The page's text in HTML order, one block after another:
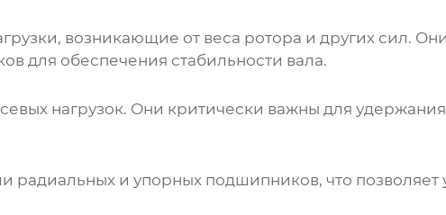
возникающие от веса ротора и других сил.
для обеспечения стабильности вала.
нагрузок. Они критически важны для
и упорных подшипников, что